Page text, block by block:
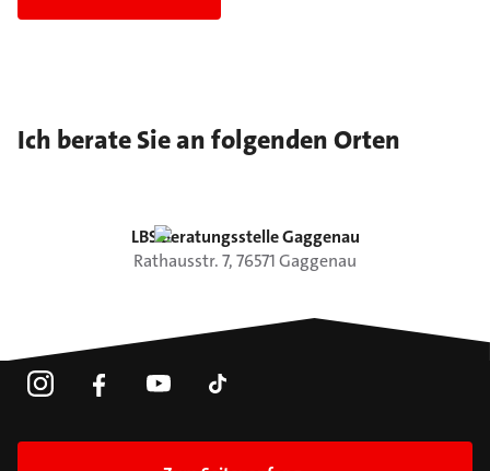
Ich berate Sie an folgenden Orten
LBS Beratungsstelle Gaggenau
Rathausstr.7,76571Gaggenau